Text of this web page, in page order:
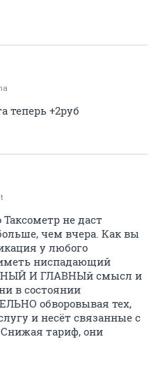
теперь +2руб
не даст
чем вчера. Как вы
у любого
ниспадающий
И ГЛАВНЫй смысл и
в состоянии
обворовывая тех,
и несёт связанные с
тариф, они